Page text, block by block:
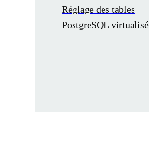
Réglage des tables
PostgreSQL virtualisé